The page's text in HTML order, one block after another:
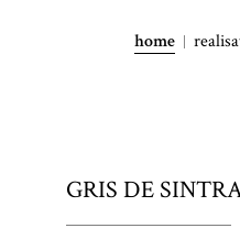
home
GRIS DE